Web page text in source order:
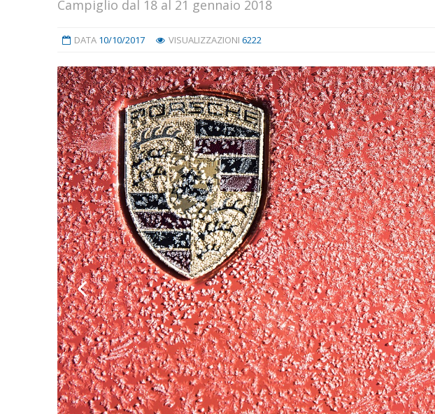
Campiglio dal 18 al 21 gennaio 2018
DATA 10/10/2017 VISUALIZZAZIONI 6222
Previous